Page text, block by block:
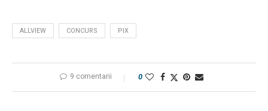
ALLVIEW CONCURS PIX
9 comentarii 0